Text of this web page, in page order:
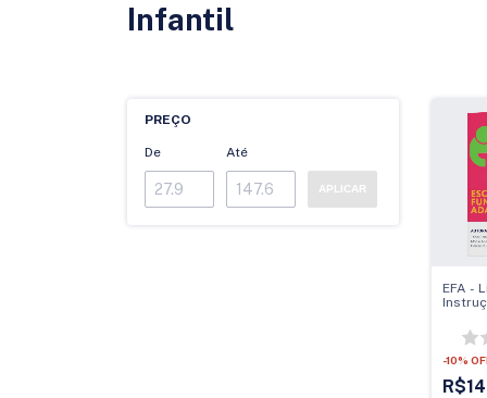
Infantil
PREÇO
De Até
APLICAR
EFA -
-10%